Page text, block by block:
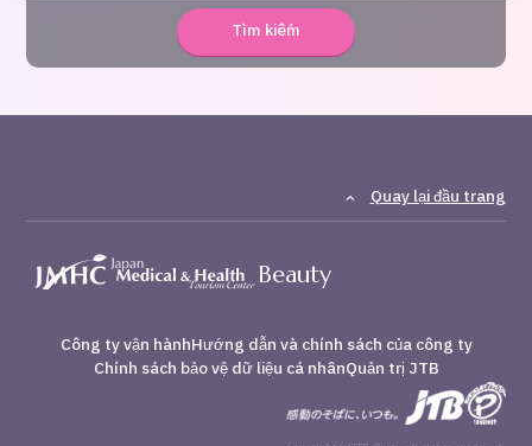
Tìm kiếm
Quay lại đầu trang
Công ty vận hànhHướng dẫn và chính sách của công ty
Chính sách bảo vệ dữ liệu cá nhânQuản trị JTB